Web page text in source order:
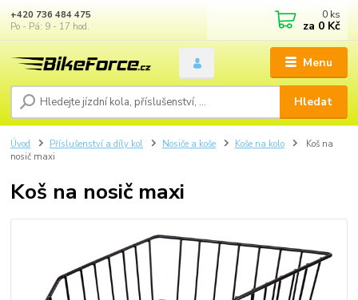
Menu
Hledat
+420 736 484 475
Po - Pá: 9 - 17 hod.
0 ks
za 0 Kč
Úvod Příslušenství a díly kol Nosiče a koše Koše na kolo
Koš na
nosič maxi
Koš na nosič maxi